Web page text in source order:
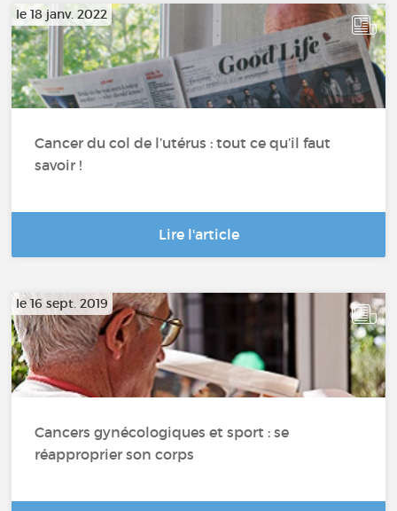
le 18 janv. 2022
Cancer du col de l’utérus : tout ce qu’il faut
savoir !
Lire l'article
le 16 sept. 2019
Cancers gynécologiques et sport : se
réapproprier son corps